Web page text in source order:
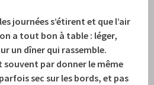
journées s’étirent et que l’air
a tout bon à table : léger,
un dîner qui rassemble.
par donner le même
sec sur les bords, et pas